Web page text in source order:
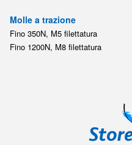
Molle a trazione
Fino 350N, M5 filettatura
Fino 1200N, M8 filettatura